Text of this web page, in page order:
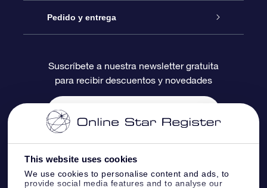
This website uses cookies
We use cookies to personalise content and ads, to
provide social media features and to analyse our
Blog
Reseñas
Paquete de Regalo OSR
Tarjeta de Regalo OSR
Regalos empresariales
Registro estelar
Página de Estrella Personalizada
Un Millón de Estrellas
Aplicación de RV Llévame a las estrellas
Pedido y entrega
Información de Pago
Información de Envío
Constelaciones
Suscríbete a nuestra newsletter gratuita
para recibir descuentos y novedades